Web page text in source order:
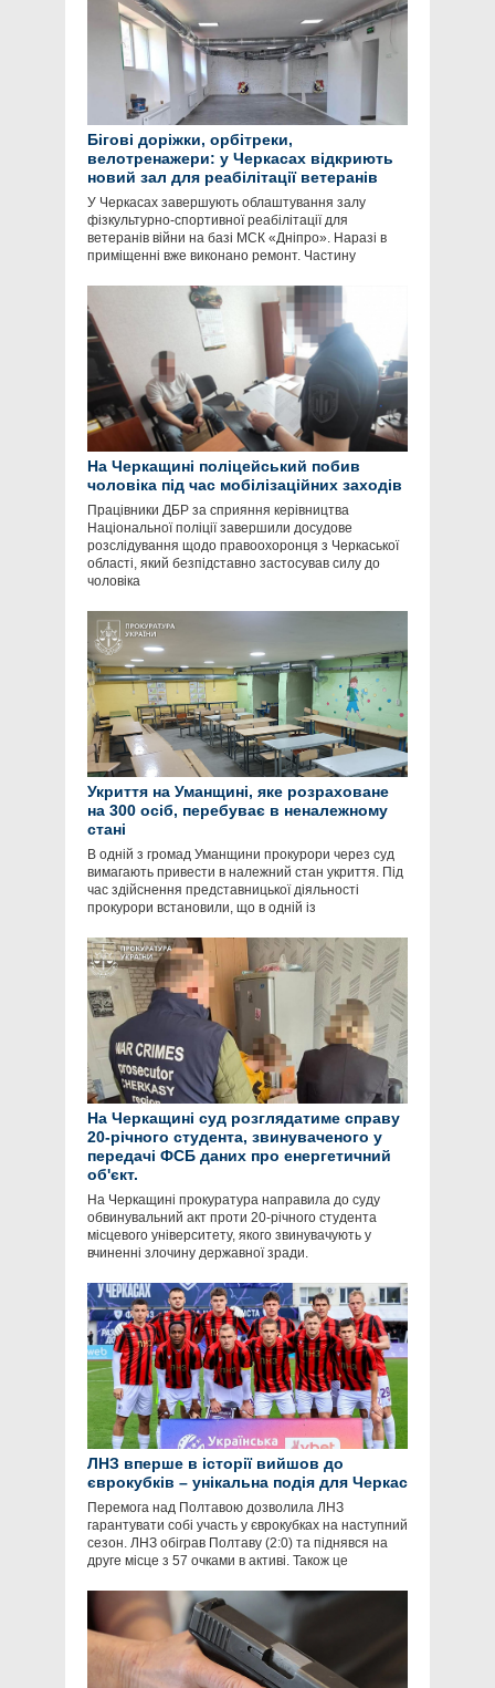
Бігові доріжки, орбітреки,
велотренажери: у Черкасах відкриють
новий зал для реабілітації ветеранів
У Черкасах завершують облаштування залу
фізкультурно-спортивної реабілітації для
ветеранів війни на базі МСК «Дніпро». Наразі в
приміщенні вже виконано ремонт. Частину
На Черкащині поліцейський побив
чоловіка під час мобілізаційних заходів
Працівники ДБР за сприяння керівництва
Національної поліції завершили досудове
розслідування щодо правоохоронця з Черкаської
області, який безпідставно застосував силу до
чоловіка
Укриття на Уманщині, яке розраховане
на 300 осіб, перебуває в неналежному
стані
В одній з громад Уманщини прокурори через суд
вимагають привести в належний стан укриття. Під
час здійснення представницької діяльності
прокурори встановили, що в одній із
На Черкащині суд розглядатиме справу
20-річного студента, звинуваченого у
передачі ФСБ даних про енергетичний
об'єкт.
На Черкащині прокуратура направила до суду
обвинувальний акт проти 20-річного студента
місцевого університету, якого звинувачують у
вчиненні злочину державної зради.
ЛНЗ вперше в історії вийшов до
єврокубків – унікальна подія для Черкас
Перемога над Полтавою дозволила ЛНЗ
гарантувати собі участь у єврокубках на наступний
сезон. ЛНЗ обіграв Полтаву (2:0) та піднявся на
друге місце з 57 очками в активі. Також це